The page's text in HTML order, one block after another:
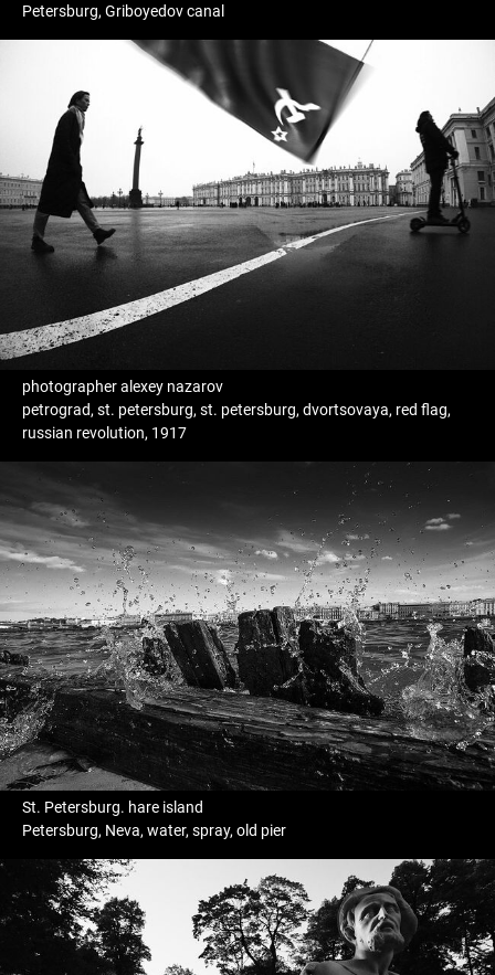
Petersburg, Griboyedov canal
photographer alexey nazarov
petrograd, st. petersburg, st. petersburg, dvortsovaya, red flag,
russian revolution, 1917
St. Petersburg. hare island
Petersburg, Neva, water, spray, old pier